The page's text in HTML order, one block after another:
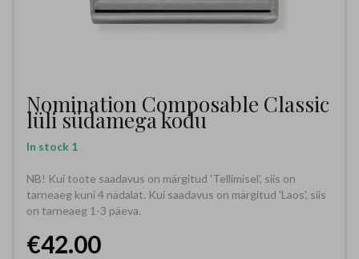
Nomination Composable Classic
lüli südamega kodu
In stock 1
NB! Kui toote saadavus on märgitud 'Tellimisel', siis on
tarneaeg kuni 4 nädalat. Kui saadavus on märgitud 'Laos', siis
on tarneaeg 1-3 päeva.
€42.00